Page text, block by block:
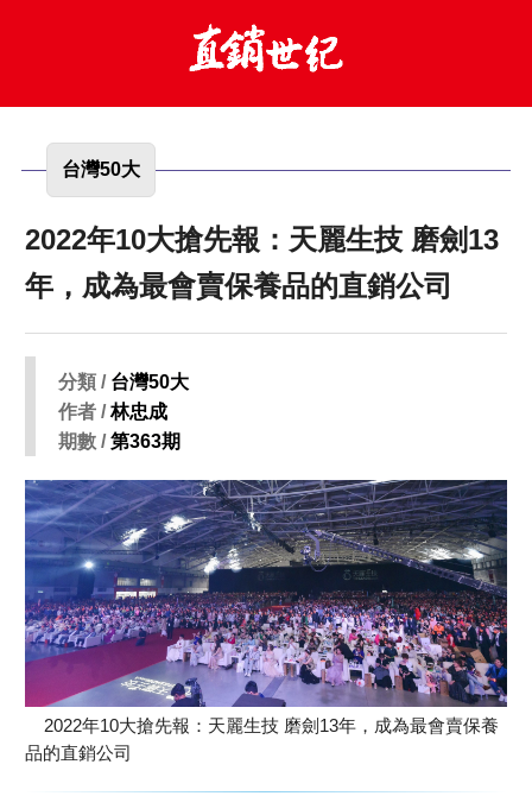
台灣50大
2022年10大搶先報：天麗生技 磨劍13
年，成為最會賣保養品的直銷公司
分類 / 台灣50大
作者 /林忠成
期數 /第363期
2022年10大搶先報：天麗生技 磨劍13年，成為最會賣保養
品的直銷公司